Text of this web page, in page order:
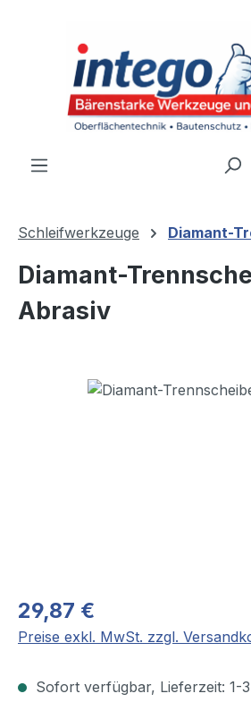
Schleifwerkzeuge Diamant-
Diamant-
Abrasiv
Bildergalerie überspringen
29,87 €
Preise exkl. MwSt. zzgl.
Sofort verfügbar, Lieferzeit: 1-